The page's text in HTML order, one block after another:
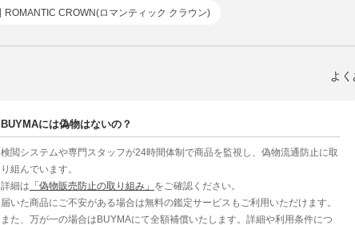
ROMANTIC CROWN(ロマンティック クラウン)
よ
BUYMAには偽物はないの？
検閲システムや専門スタッフが24時間体制で商品を監視し、偽物流通防止に取
り組んでいます。
詳細は 「偽物販売防止の取り組み」 をご確認ください。
届いた商品にご不安がある場合は無料の鑑定サービスもご利用いただけます。
また、万が一の場合はBUYMAにて全額補償いたします。詳細や利用条件につ